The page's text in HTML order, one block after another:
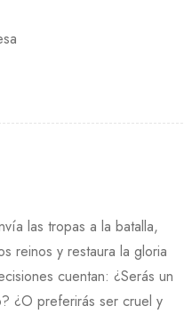
las tropas a la batalla,
reinos y restaura la gloria
cuentan: ¿Serás un
¿O preferirás ser cruel y